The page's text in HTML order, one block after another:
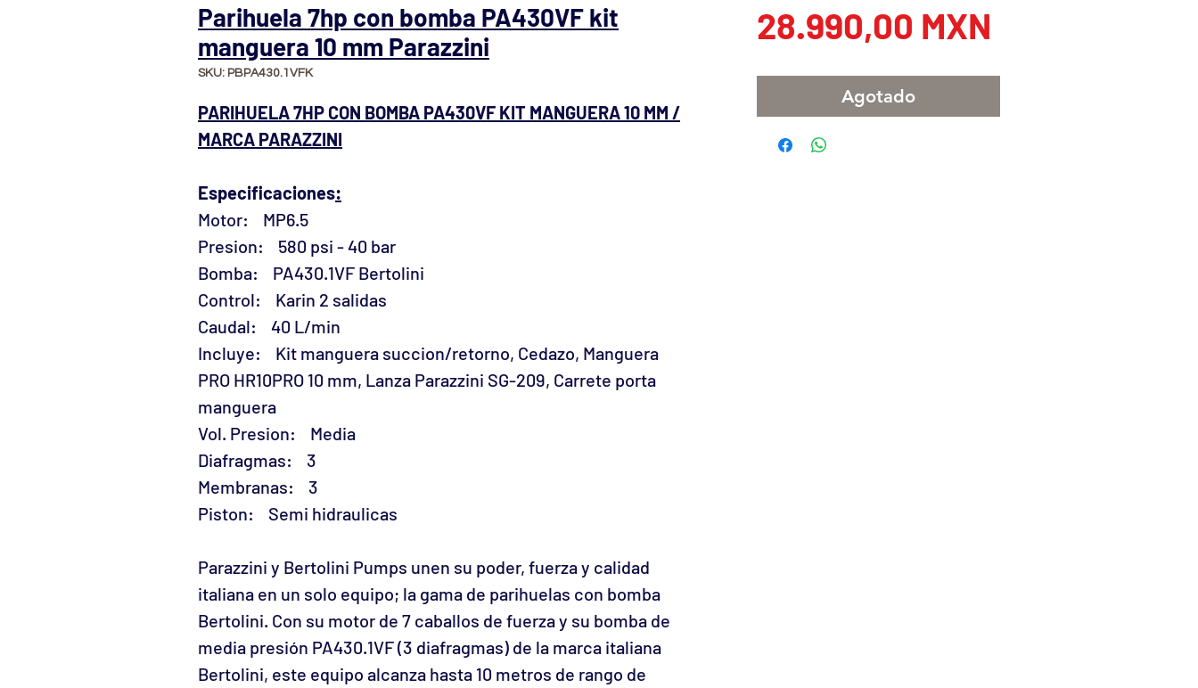
Parihuela 7hp con bomba PA430VF kit
manguera 10 mm Parazzini
SKU: PBPA430.1VFK
PARIHUELA 7HP CON BOMBA PA430VF KIT MANGUERA 10 MM /
MARCA PARAZZINI
Especificaciones:
Motor: MP6.5
Presion: 580 psi - 40 bar
Bomba: PA430.1VF Bertolini
Control: Karin 2 salidas
Caudal: 40 L/min
Incluye: Kit manguera succion/retorno, Cedazo, Manguera
PRO HR10PRO 10 mm, Lanza Parazzini SG-209, Carrete porta
manguera
Vol. Presion: Media
Diafragmas: 3
Membranas: 3
Piston: Semi hidraulicas
Parazzini y Bertolini Pumps unen su poder, fuerza y calidad
italiana en un solo equipo; la gama de parihuelas con bomba
Bertolini. Con su motor de 7 caballos de fuerza y su bomba de
media presión PA430.1VF (3 diafragmas) de la marca italiana
Bertolini, este equipo alcanza hasta 10 metros de rango de
28.990,00 MXN
Agotado